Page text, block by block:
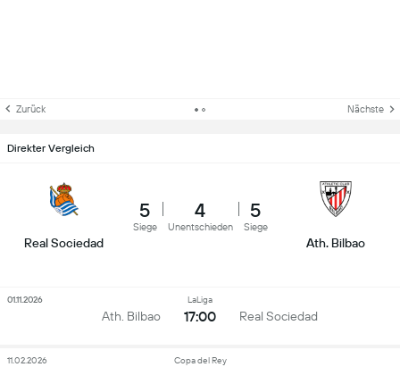
Zurück Nächste
Direkter Vergleich
Real Sociedad
5
Siege
4
Unentschieden
5
Siege
Ath. Bilbao
Ath. Bilbao
LaLiga
17:00 Real Sociedad
01.11.2026
Copa del Rey
11.02.2026